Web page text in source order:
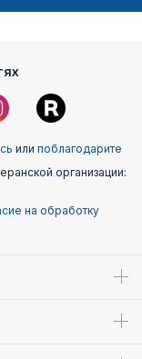
или поблагодарите
организации:
на обработку